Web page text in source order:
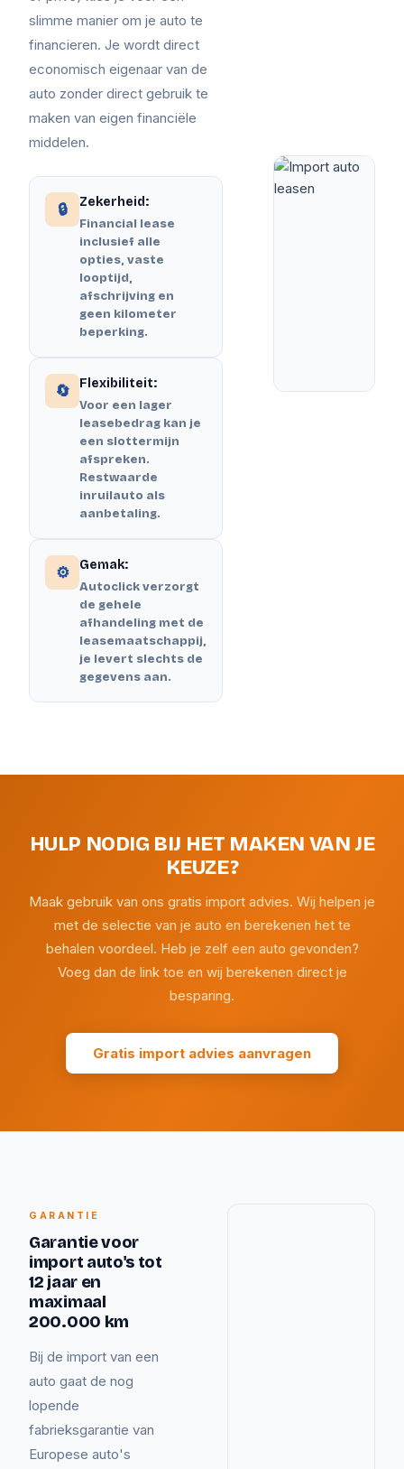
slimme manier om je auto te
financieren. Je wordt direct
economisch eigenaar van de
auto zonder direct gebruik te
maken van eigen financiële
middelen.
🔒 Zekerheid:
Financial lease
inclusief alle
opties, vaste
looptijd,
afschrijving en
geen kilometer
beperking.
🔄 Flexibiliteit:
Voor een lager
leasebedrag kan je
een slottermijn
afspreken.
Restwaarde
inruilauto als
aanbetaling.
⚙️ Gemak:
Autoclick verzorgt
de gehele
afhandeling met de
leasemaatschappij,
je levert slechts de
gegevens aan.
HULP NODIG BIJ HET MAKEN VAN JE
KEUZE?
Maak gebruik van ons gratis import advies. Wij helpen je
met de selectie van je auto en berekenen het te
behalen voordeel. Heb je zelf een auto gevonden?
Voeg dan de link toe en wij berekenen direct je
besparing.
Gratis import advies aanvragen
GARANTIE
Garantie voor
import auto's tot
12 jaar en
maximaal
200.000 km
Bij de import van een
auto gaat de nog
lopende
fabrieksgarantie van
Europese auto's